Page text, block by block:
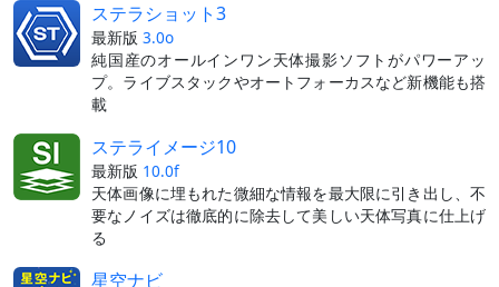
ステラショット3
最新版 3.0o
純国産のオールインワン天体撮影ソフトがパワーアッ
プ。ライブスタックやオートフォーカスなど新機能も搭
載
ステライメージ10
最新版 10.0f
天体画像に埋もれた微細な情報を最大限に引き出し、不
要なノイズは徹底的に除去して美しい天体写真に仕上げ
る
星空ナビ